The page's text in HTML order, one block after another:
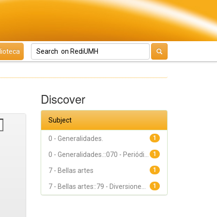
Discover
Subject
1
0 - Generalidades.
1
0 - Generalidades.::070 - Periódi...
1
7 - Bellas artes
1
7 - Bellas artes::79 - Diversione...